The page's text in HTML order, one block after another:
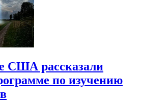
США рассказали
по изучению